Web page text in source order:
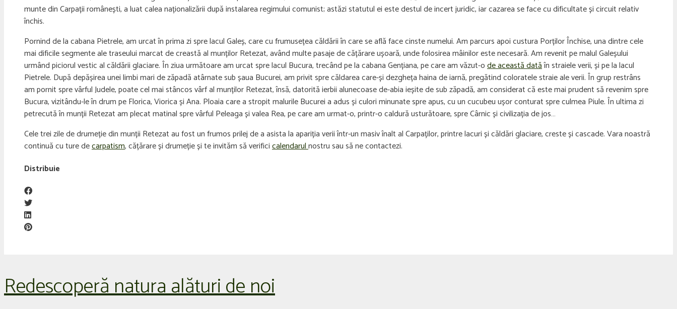
munte din Carpații românești, a luat calea naționalizării după instalarea regimului comunist; astăzi statutul ei este destul de incert juridic, iar cazarea se face cu dificultate și circuit relativ
închis.
Pornind de la cabana Pietrele, am urcat în prima zi spre lacul Galeș, care cu frumusețea căldării în care se află face cinste numelui. Am parcurs apoi custura Porților Închise, una dintre cele
mai dificile segmente ale traseului marcat de creastă al munților Retezat, având multe pasaje de cățărare ușoară, unde folosirea mâinilor este necesară. Am revenit pe malul Galeșului
urmând piciorul vestic al căldării glaciare. În ziua următoare am urcat spre lacul Bucura, trecând pe la cabana Gențiana, pe care am văzut-ode această datăîn straiele verii, și pe la lacul
Pietrele. După depășirea unei limbi mari de zăpadă atârnate sub șaua Bucurei, am privit spre căldarea care-și dezgheța haina de iarnă, pregătind coloratele straie ale verii. În grup restrâns
am pornit spre vârful Judele, poate cel mai stâncos vârf al munților Retezat, însă, datorită ierbii alunecoase de-abia ieșite de sub zăpadă, am considerat că este mai prudent să revenim spre
Bucura, vizitându-le în drum pe Florica, Viorica și Ana. Ploaia care a stropit malurile Bucurei a adus și culori minunate spre apus, cu un cucubeu ușor conturat spre culmea Piule. În ultima zi
petrecută în munții Retezat am plecat matinal spre vârful Peleaga și valea Rea, pe care am urmat-o, printr-o caldură usturătoare, spre Cârnic și civilizația de jos…
Cele trei zile de drumeție din munții Retezat au fost un frumos prilej de a asista la apariția verii într-un masiv înalt al Carpaților, printre lacuri și căldări glaciare, creste și cascade. Vara noastră
continuă cu ture decarpatism, cățărare și drumeție și te invităm să verificicalendarulnostru sau să ne contactezi.
Distribuie
Redescoperă natura alături de noi